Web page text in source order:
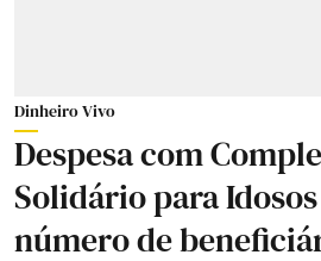
Dinheiro Vivo
Despesa com
Solidário para
número de